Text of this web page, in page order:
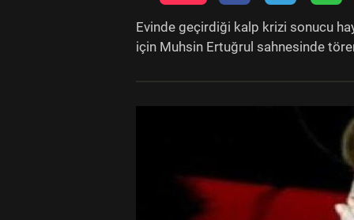
Evinde geçirdiği kalp krizi sonucu
için Muhsin Ertuğrul sahnesinde